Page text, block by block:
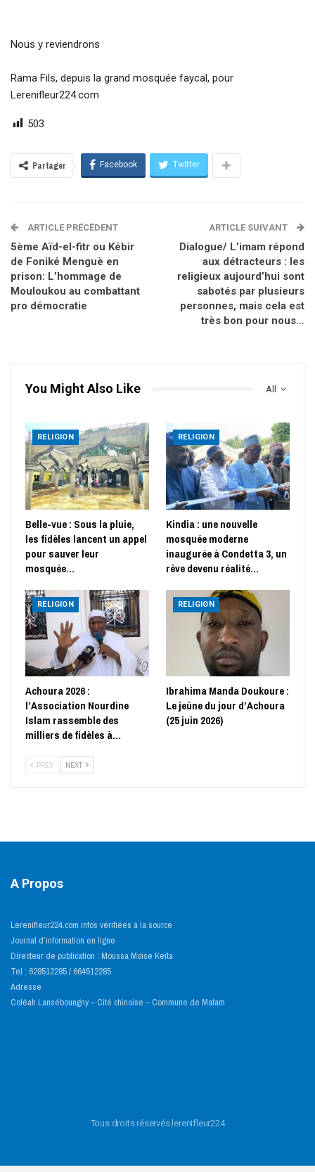
Nous y reviendrons
Rama Fils, depuis la grand mosquée faycal, pour
Lerenifleur224.com
503
Partager Facebook Twitter
ARTICLE PRÉCÈDENT
5ème Aïd-el-fitr ou Kébir
de Foniké Menguè en
prison: L’hommage de
Mouloukou au combattant
pro démocratie
ARTICLE SUIVANT
Dialogue/ L’imam répond
aux détracteurs : les
religieux aujourd’hui sont
sabotés par plusieurs
personnes, mais cela est
très bon pour nous…
All
You Might Also Like
RELIGION
Belle-vue : Sous la pluie,
les fidèles lancent un appel
pour sauver leur
mosquée…
RELIGION
Kindia : une nouvelle
mosquée moderne
inaugurée à Condetta 3, un
rêve devenu réalité…
RELIGION
Achoura 2026 :
l’Association Nourdine
Islam rassemble des
milliers de fidèles à…
RELIGION
Ibrahima Manda Doukoure :
Le jeûne du jour d’Achoura
(25 juin 2026)
PREV NEXT
A Propos
Lerenifleur224.com infos vérifiées à la source
Journal d’information en ligne
Directeur de publication : Moussa Moïse Keïta
Tel : 628512285 / 664512285
Adresse
Coléah Lanséboungny – Cité chinoise – Commune de Matam
Tous droits réservés lerenifleur224